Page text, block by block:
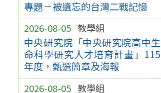
專題－被遺忘的台灣二戰記憶
2026-08-05 教學組
中央研究院「中央研究院高中生
命科學研究人才培育計畫」115
年度，甄選簡章及海報
2026-08-05 教學組